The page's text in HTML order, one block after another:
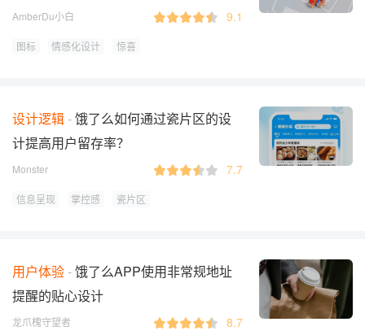
AmberDu小白 9.1
图标 情感化设计 惊喜
设计逻辑 饿了么如何通过瓷片区的设
计提高用户留存率？
Monster 7.7
信息呈现 掌控感 瓷片区
用户体验 饿了么APP使用非常规地址
提醒的贴心设计
龙爪槐守望者 8.7